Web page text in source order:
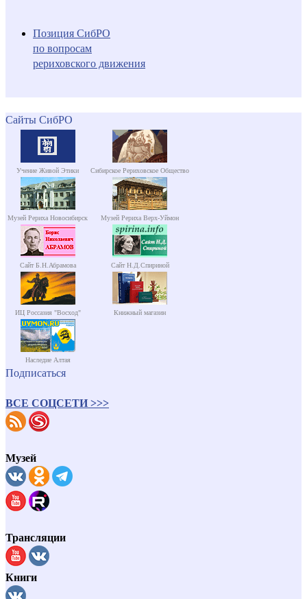
Позиция СибРО
по вопросам
рериховского движения
Сайты СибРО
Учение Живой Этики Сибирское Рериховское Общество
Музей Рериха Новосибирск Музей Рериха Верх-Уймон
Сайт Б.Н.Абрамова Сайт Н.Д.Спириной
ИЦ Россазия "Восход" Книжный магазин
Наследие Алтая
Подписаться
ВСЕ СОЦСЕТИ >>>
Музей
Трансляции
Книги